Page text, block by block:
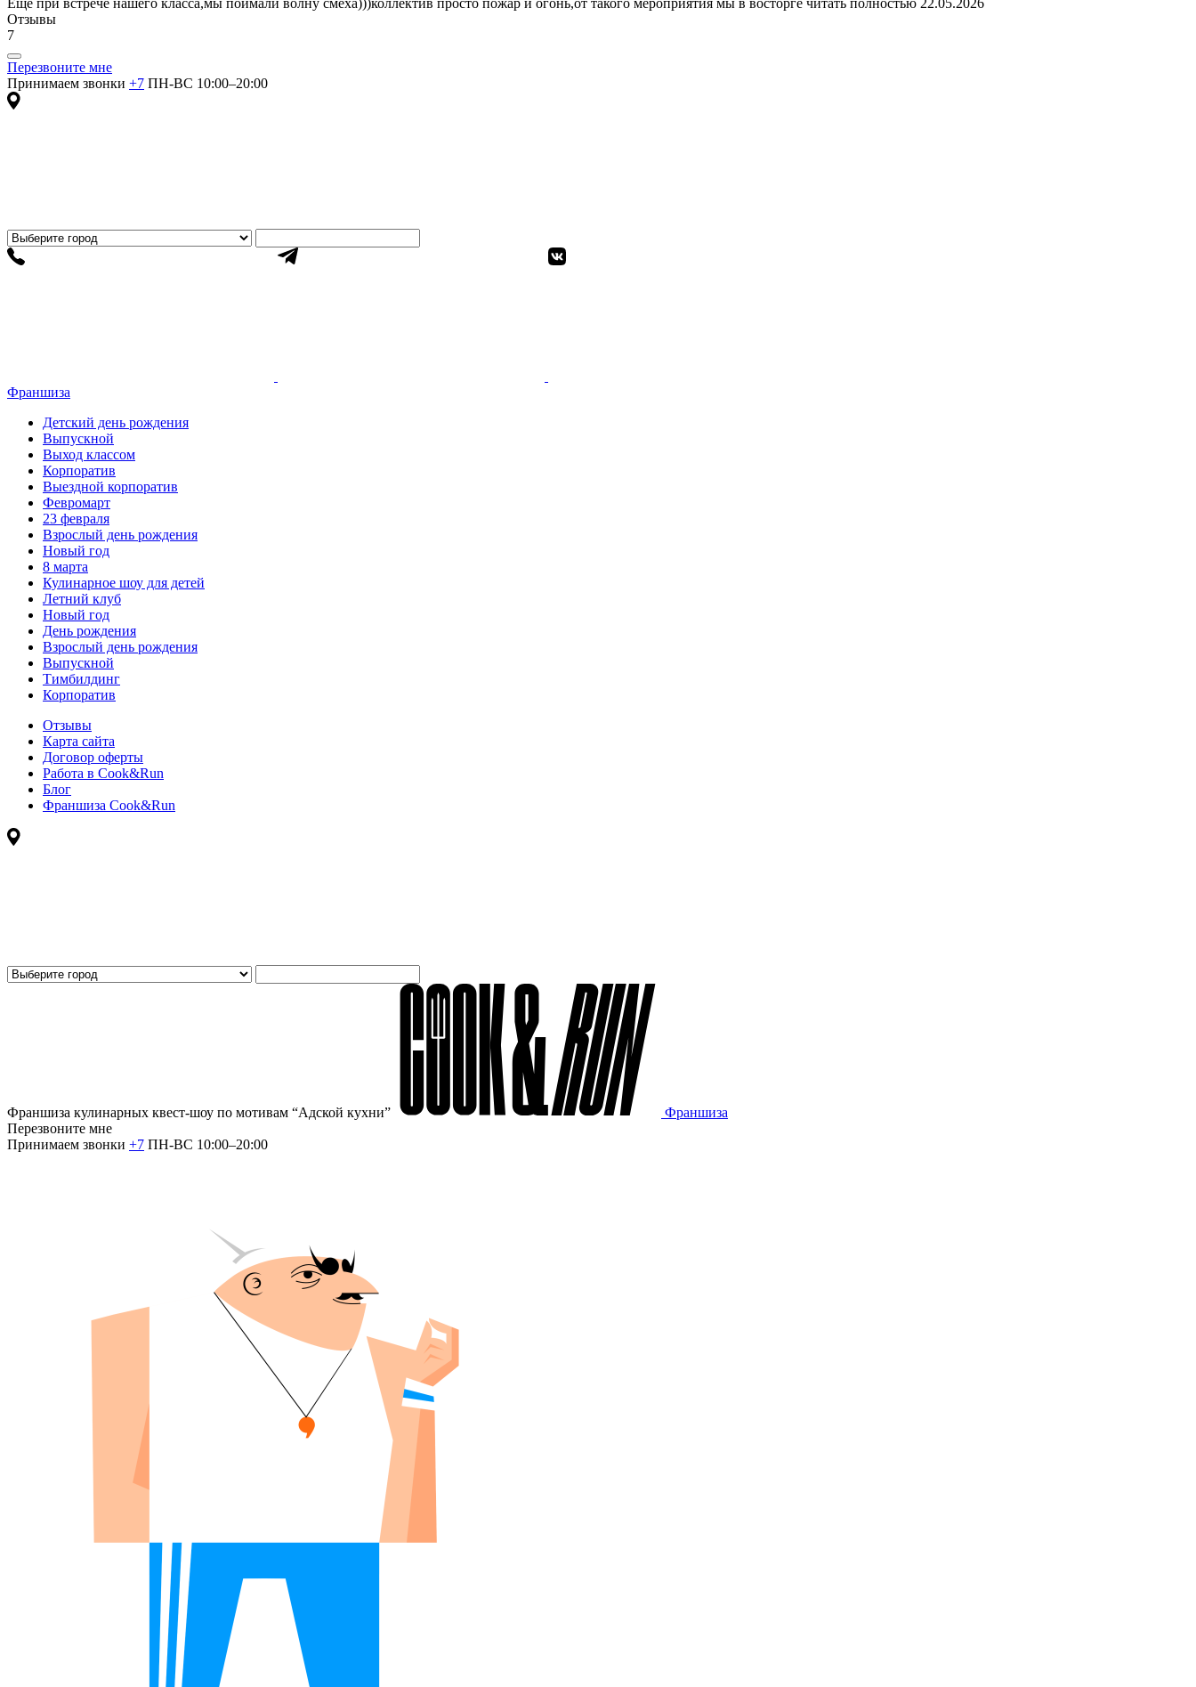
Еще при встрече нашего класса,мы поймали волну смеха)))коллектив просто пожар и огонь,от такого мероприятия мы в восторге читать полностью 22.05.2026
Отзывы
7
Перезвоните мне
Принимаем звонки +7 ПН-ВС 10:00–20:00
Франшиза
Детский день рождения
Выпускной
Выход классом
Корпоратив
Выездной корпоратив
Февромарт
23 февраля
Взрослый день рождения
Новый год
8 марта
Кулинарное шоу для детей
Летний клуб
Новый год
День рождения
Взрослый день рождения
Выпускной
Тимбилдинг
Корпоратив
Отзывы
Карта сайта
Договор оферты
Работа в Cook&Run
Блог
Франшиза Cook&Run
Франшиза кулинарных квест-шоу по мотивам “Адской кухни”
Франшиза
Перезвоните мне
Принимаем звонки +7 ПН-ВС 10:00–20:00